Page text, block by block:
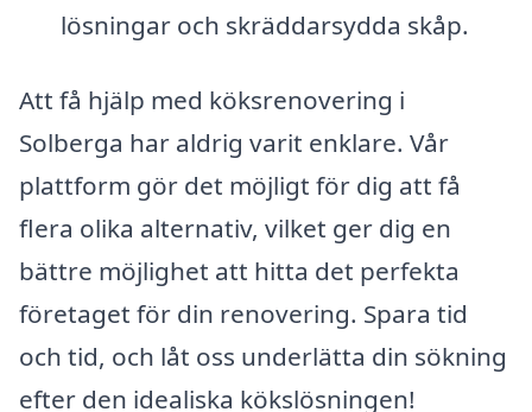
lösningar och skräddarsydda skåp.
Att få hjälp med köksrenovering i
Solberga har aldrig varit enklare. Vår
plattform gör det möjligt för dig att få
flera olika alternativ, vilket ger dig en
bättre möjlighet att hitta det perfekta
företaget för din renovering. Spara tid
och tid, och låt oss underlätta din sökning
efter den idealiska kökslösningen!